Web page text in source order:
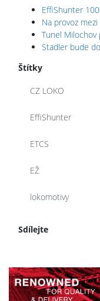
EffiShunter
Na provoz
Tunel Milochov
Stadler bude
Štítky
CZ LOKO
EffiShunter
ETCS
EŽ
lokomotivy
Sdílejte